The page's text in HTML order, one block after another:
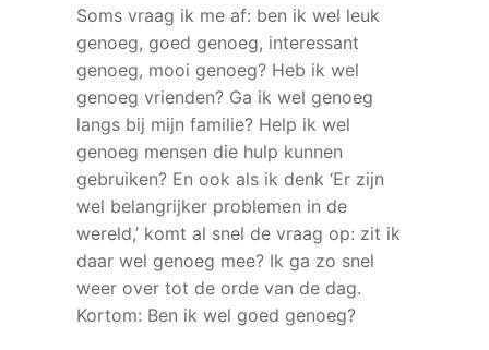
Soms vraag ik me af: ben ik wel leuk
genoeg, goed genoeg, interessant
genoeg, mooi genoeg? Heb ik wel
genoeg vrienden? Ga ik wel genoeg
langs bij mijn familie? Help ik wel
genoeg mensen die hulp kunnen
gebruiken? En ook als ik denk ‘Er zijn
wel belangrijker problemen in de
wereld,’ komt al snel de vraag op: zit ik
daar wel genoeg mee? Ik ga zo snel
weer over tot de orde van de dag.
Kortom: Ben ik wel goed genoeg?